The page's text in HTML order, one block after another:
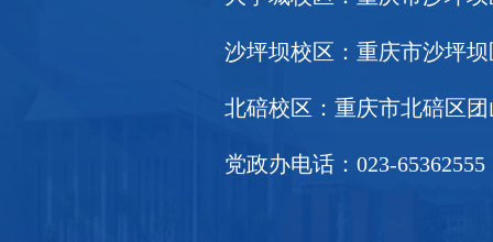
沙坪坝校区：重庆市沙坪
北碚校区：重庆市北碚区团
党政办电话：023-65362555